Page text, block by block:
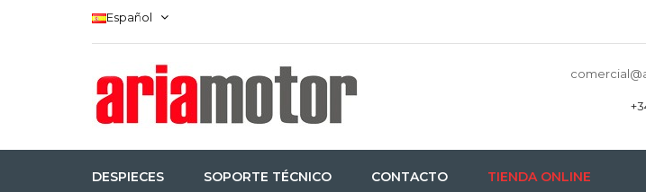
Español
DESPIECES SOPORTE TÉCNICO CONTACTO TIENDA ONLINE